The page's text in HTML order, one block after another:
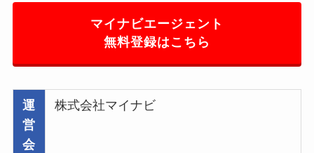
マイナビエージェント
無料登録はこちら
運
営
会
株式会社マイナビ